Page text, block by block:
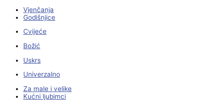
Vjenčanja
Godišnjice
Cvijeće
Božić
Uskrs
Univerzalno
Za male i velike
Kućni ljubimci